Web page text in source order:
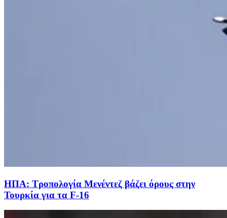
ΗΠΑ: Τροπολογία Μενέντεζ βάζει όρους στην
Τουρκία για τα F-16